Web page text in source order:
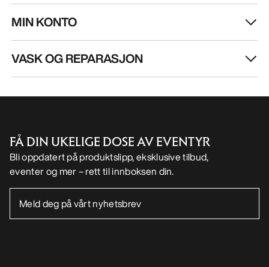
MIN KONTO
VASK OG REPARASJON
FÅ DIN UKELIGE DOSE AV EVENTYR
Bli oppdatert på produktslipp, eksklusive tilbud,
eventer og mer – rett til innboksen din.